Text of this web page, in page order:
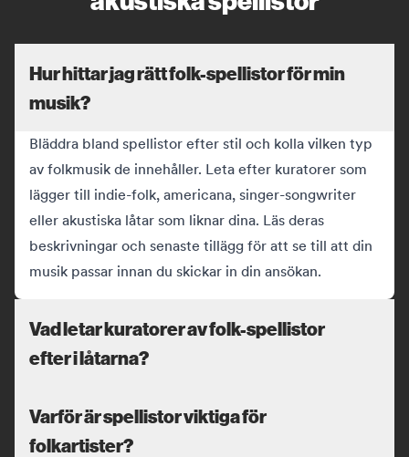
Hur hittar jag rätt folk-spellistor för min
musik?
Bläddra bland spellistor efter stil och kolla vilken typ
av folkmusik de innehåller. Leta efter kuratorer som
lägger till indie-folk, americana, singer-songwriter
eller akustiska låtar som liknar dina. Läs deras
beskrivningar och senaste tillägg för att se till att din
musik passar innan du skickar in din ansökan.
Vad letar kuratorer av folk-spellistor
efter i låtarna?
Varför är spellistor viktiga för
folkartister?